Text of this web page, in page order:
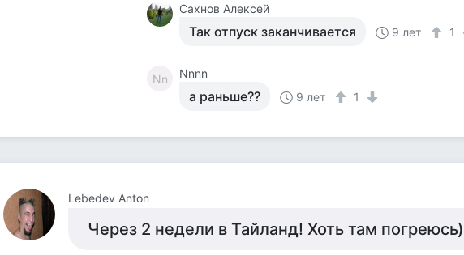
Сахнов Алексей
Так отпуск заканчивается 9 лет 1
Nn Nnnn
а раньше?? 9 лет 1
Lebedev Anton
Через 2 недели в Тайланд! Хоть там